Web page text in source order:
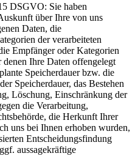
DSGVO: Sie haben
über Ihre von uns
Daten, die
der verarbeiteten
Empfänger oder Kategorien
Ihre Daten offengelegt
Speicherdauer bzw. die
Speicherdauer, das Bestehen
Löschung, Einschränkung der
die Verarbeitung,
die Herkunft Ihrer
uns bei Ihnen erhoben wurden,
Entscheidungsfindung
aussagekräftige